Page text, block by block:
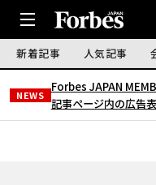
新着記事 人気記事
NEWS
Forbes JAPAN
記事ページ内の広告